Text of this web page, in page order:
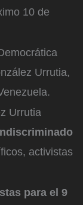
10 de
Urrutia,
Urrutia
activistas
para el 9